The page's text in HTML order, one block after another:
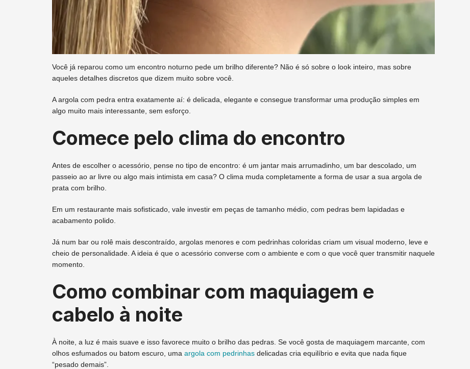
Você já reparou como um encontro noturno pede um brilho diferente? Não é só sobre o look inteiro, mas sobre
aqueles detalhes discretos que dizem muito sobre você.
A argola com pedra entra exatamente aí: é delicada, elegante e consegue transformar uma produção simples em
algo muito mais interessante, sem esforço.
Comece pelo clima do encontro
Antes de escolher o acessório, pense no tipo de encontro: é um jantar mais arrumadinho, um bar descolado, um
passeio ao ar livre ou algo mais intimista em casa? O clima muda completamente a forma de usar a sua argola de
prata com brilho.
Em um restaurante mais sofisticado, vale investir em peças de tamanho médio, com pedras bem lapidadas e
acabamento polido.
Já num bar ou rolê mais descontraído, argolas menores e com pedrinhas coloridas criam um visual moderno, leve e
cheio de personalidade. A ideia é que o acessório converse com o ambiente e com o que você quer transmitir naquele
momento.
Como combinar com maquiagem e
cabelo à noite
À noite, a luz é mais suave e isso favorece muito o brilho das pedras. Se você gosta de maquiagem marcante, com
olhos esfumados ou batom escuro, uma argola com pedrinhas delicadas cria equilíbrio e evita que nada fique
“pesado demais”.